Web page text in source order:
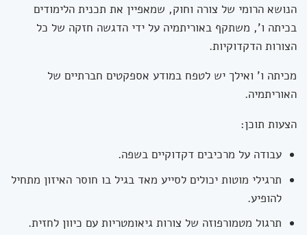
הנושא הרומי של צורה וחוק, שמאפיין את תכנית הלימודים
בכיתה ו', משתקף באוריתמיה על ידי הדגשה חזקה של כל
הצורות הדקדוקיות.
מכיתה ו' ואילך יש לטפח במודע אספקטים חברתיים של
האוריתמיה.
הצעות תוכן:
עבודה על מרכיבים דקדוקיים בשפה.
תרגילי מוטות יכולים לסייע מאד בגיל בו חוסר האיזון מתחיל
להופיע.
תרגול מטמורפוזה של צורות גיאומטריות עם כיוון לחזית.